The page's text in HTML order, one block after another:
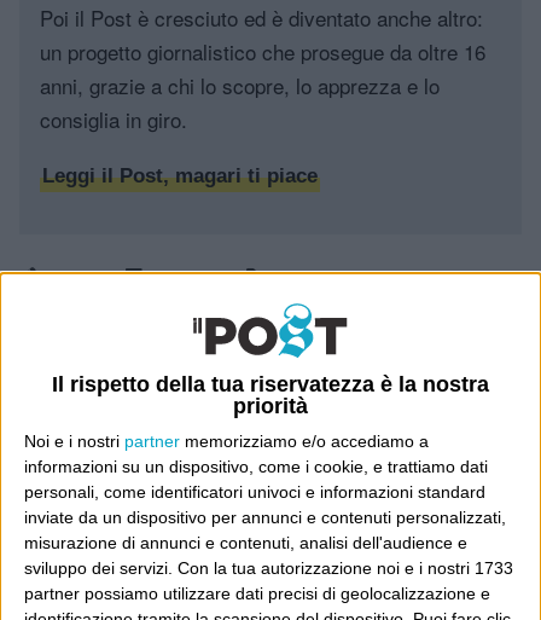
Il rispetto della tua riservatezza è la nostra
priorità
Noi e i nostri partner memorizziamo e/o accediamo a
informazioni su un dispositivo, come i cookie, e trattiamo dati
personali, come identificatori univoci e informazioni standard
inviate da un dispositivo per annunci e contenuti personalizzati,
misurazione di annunci e contenuti, analisi dell'audience e
sviluppo dei servizi. Con la tua autorizzazione noi e i nostri 1733
partner possiamo utilizzare dati precisi di geolocalizzazione e
Poi il Post è cresciuto ed è diventato anche altro:
un progetto giornalistico che prosegue da oltre 16
anni, grazie a chi lo scopre, lo apprezza e lo
consiglia in giro.
Leggi il Post, magari ti piace
Luca Sofri Wittgenstein intercettazione crocetta,intercettazioni,
12 COMMENTI SU “CHE VUOI CHE
SIA”
nonunacosaseria 23 Luglio 2015